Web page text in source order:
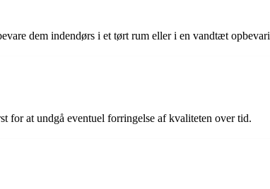
dem indendørs i et tørt rum eller i en vandtæt
for at undgå eventuel forringelse af kvaliteten over tid.